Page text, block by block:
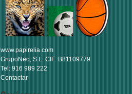
www.papirelia.com
GrupoNeo, S.L. CIF: B81109779
Tel: 916 989 222
Contactar